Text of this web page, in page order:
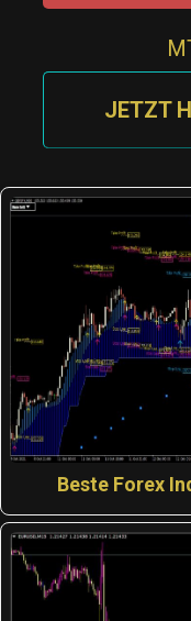
JETZT
Beste Forex